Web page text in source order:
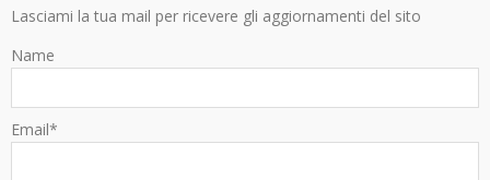
Lasciami la tua mail per ricevere gli aggiornamenti del sito
Name
Email*